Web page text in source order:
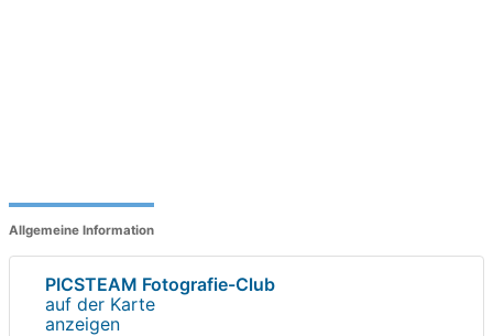
Allgemeine Information
PICSTEAM Fotografie-Club
auf der Karte
anzeigen